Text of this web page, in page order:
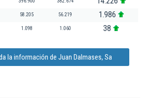
58.205 56.219 1.986
1.098 1.060 38
la información de Juan Dalmases, Sa